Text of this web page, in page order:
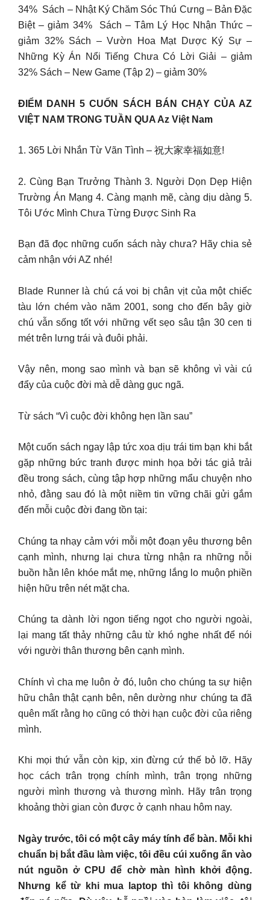
34% ︎ Sách – Nhật Ký Chăm Sóc Thú Cưng – Bản Đặc
Biệt – giảm 34% ︎ Sách – Tâm Lý Học Nhận Thức –
giảm 32% Sách – Vườn Hoa Mạt Dược Ký Sự –
Những Kỳ Án Nổi Tiếng Chưa Có Lời Giải – giảm
32% ︎Sách – New Game (Tập 2) – giảm 30%
ĐIỂM DANH 5 CUỐN SÁCH BÁN CHẠY CỦA AZ
VIỆT NAM TRONG TUẦN QUA Az Việt Nam
1. 365 Lời Nhắn Từ Vãn Tình – 祝大家幸福如意!
2. Cùng Bạn Trưởng Thành 3. Người Dọn Dẹp Hiện
Trường Án Mạng 4. Càng mạnh mẽ, càng dịu dàng 5.
Tôi Ước Mình Chưa Từng Được Sinh Ra
Bạn đã đọc những cuốn sách này chưa? Hãy chia sẻ
cảm nhận với AZ nhé!
Blade Runner là chú cá voi bị chân vịt của một chiếc
tàu lớn chém vào năm 2001, song cho đến bây giờ
chú vẫn sống tốt với những vết sẹo sâu tận 30 cen ti
mét trên lưng trái và đuôi phải.
Vậy nên, mong sao mình và bạn sẽ không vì vài cú
đẩy của cuộc đời mà dễ dàng gục ngã.
Từ sách “Vì cuộc đời không hẹn lần sau”
Một cuốn sách ngay lập tức xoa dịu trái tim bạn khi bắt
gặp những bức tranh được minh họa bởi tác giả trải
đều trong sách, cùng tập hợp những mẩu chuyện nho
nhỏ, đằng sau đó là một niềm tin vững chãi gửi gắm
đến mỗi cuộc đời đang tồn tại:
Chúng ta nhạy cảm với mỗi một đoạn yêu thương bên
cạnh mình, nhưng lại chưa từng nhận ra những nỗi
buồn hằn lên khóe mắt mẹ, những lắng lo muộn phiền
hiện hữu trên nét mặt cha.
Chúng ta dành lời ngon tiếng ngọt cho người ngoài,
lại mang tất thảy những câu từ khó nghe nhất để nói
với người thân thương bên cạnh mình.
Chính vì cha mẹ luôn ở đó, luôn cho chúng ta sự hiện
hữu chân thật cạnh bên, nên dường như chúng ta đã
quên mất rằng họ cũng có thời hạn cuộc đời của riêng
mình.
Khi mọi thứ vẫn còn kịp, xin đừng cứ thế bỏ lỡ. Hãy
học cách trân trọng chính mình, trân trọng những
người mình thương và thương mình. Hãy trân trọng
khoảng thời gian còn được ở cạnh nhau hôm nay.
Ngày trước, tôi có một cây máy tính để bàn. Mỗi khi
chuẩn bị bắt đầu làm việc, tôi đều cúi xuống ấn vào
nút nguồn ở CPU để chờ màn hình khởi động.
Nhưng kể từ khi mua laptop thì tôi không dùng